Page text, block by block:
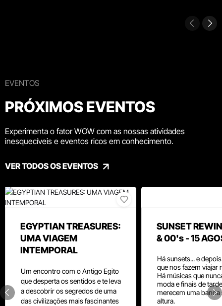
EVENTOS
PRÓXIMOS EVENTOS
Experimenta o fator WOW com as nossas atividades
inesquecíveis e eventos ricos em conhecimento.
VER TODOS OS EVENTOS
EGYPTIAN TREASURES:
UMA VIAGEM
INTEMPORAL
Um encontro com oAntigo Egito
que desperta os sentidos e te leva
a descobrir os segredos de uma
das civilizações mais fascinantes
SUNSET
& 00's - 15
Há sunsets... e
que nos fazem viajar
Há músicas que
moda e finais de
merecem uma banda
altura.